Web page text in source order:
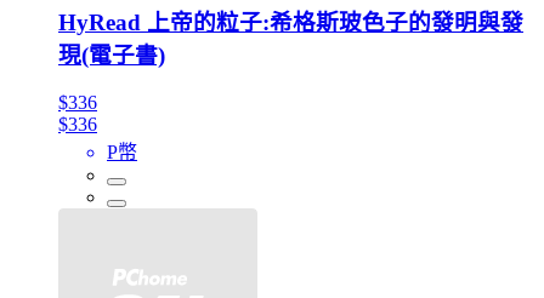
HyRead 上帝的粒子:希格斯玻色子的發明與發
現(電子書)
$336
$336
P幣